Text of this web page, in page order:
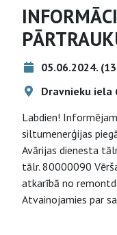
05.06.2024.
Dravnieku iela
Labdien!
siltumenerģijas
Avārijas dienesta
tālr. 80000090
atkarībā no
Atvainojamies par